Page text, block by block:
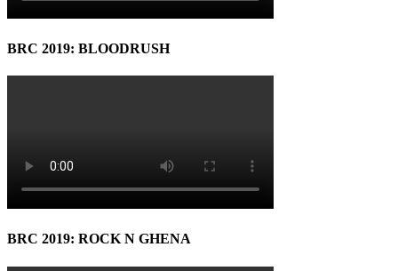
BRC 2019: BLOODRUSH
BRC 2019: ROCK N GHENA